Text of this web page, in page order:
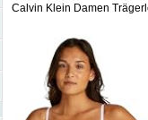
Calvin Klein Damen